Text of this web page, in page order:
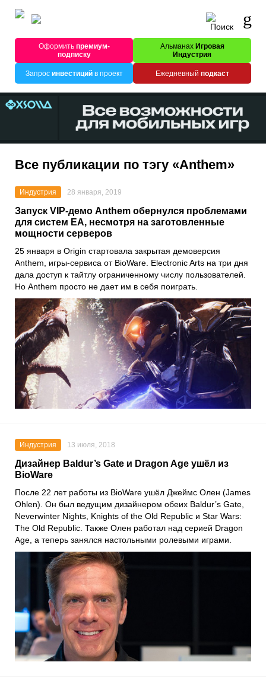
Оформитьпремиум-
подписку
Альманах Игровая
Индустрия
Запрос инвестицийв проект Ежедневный подкаст
Все публикации по тэгу «Anthem»
Индустрия 28 января, 2019
Запуск VIP-демо Anthem обернулся проблемами
для систем EA, несмотря на заготовленные
мощности серверов
25 января в Origin стартовала закрытая демоверсия
Anthem, игры-сервиса от BioWare. Electronic Arts на три дня
дала доступ к тайтлу ограниченному числу пользователей.
Но Anthem просто не дает им в себя поиграть.
Индустрия 13 июля, 2018
Дизайнер Baldur’s Gate и Dragon Age ушёл из
BioWare
После 22 лет работы из BioWare ушёл Джеймс Олен (James
Ohlen). Он был ведущим дизайнером обеих Baldur’s Gate,
Neverwinter Nights, Knights of the Old Republic и Star Wars:
The Old Republic. Также Олен работал над серией Dragon
Age, а теперь занялся настольными ролевыми играми.